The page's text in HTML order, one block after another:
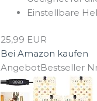
Einstellbare
25,99 EUR
Bei Amazon kaufen
AngebotBestseller